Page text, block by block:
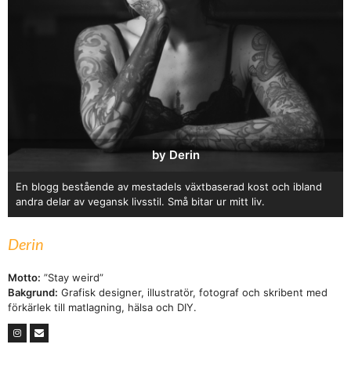
by Derin
En blogg bestående av mestadels växtbaserad kost och ibland
andra delar av vegansk livsstil. Små bitar ur mitt liv.
Derin
Motto: ”Stay weird”
Bakgrund: Grafisk designer, illustratör, fotograf och skribent med
förkärlek till matlagning, hälsa och DIY.